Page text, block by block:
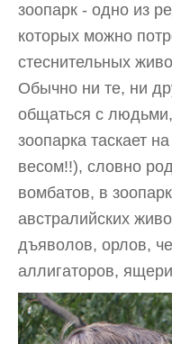
зоопарк - одно из
которых можно
стеснительных
Обычно ни те, ни
общаться с людьми,
зоопарка таскает
весом!!), словно
вомбатов, в
австралийских
дъяволов, орлов,
аллигаторов,